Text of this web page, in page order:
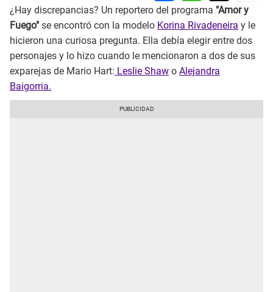
¿Hay discrepancias? Un reportero del programa "Amor y
Fuego" se encontró con la modelo Korina Rivadeneira y le
hicieron una curiosa pregunta. Ella debía elegir entre dos
personajes y lo hizo cuando le mencionaron a dos de sus
exparejas de Mario Hart: Leslie Shaw o Alejandra
Baigorria.